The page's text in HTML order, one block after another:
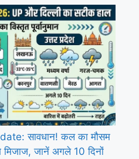
सावधान! कल का मौसम
जानें अगले 10 दिनों